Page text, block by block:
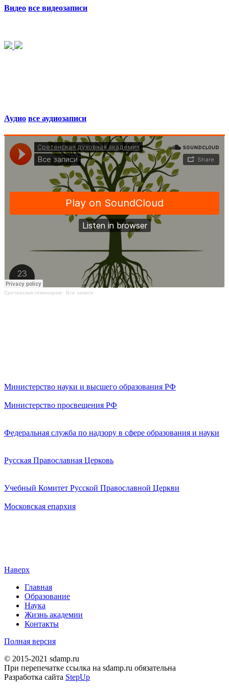
Видео все видеозаписи
Аудио все аудиозаписи
Сретенская семинария · Все записи
Министерство науки и высшего образования РФ
Министерство просвещения РФ
Федеральная служба по надзору в сфере образования и науки
Русская Православная Церковь
Учебный Комитет Русской Православной Церкви
Московская епархия
Наверх
Главная
Образование
Наука
Жизнь академии
Контакты
Полная версия
© 2015-2021 sdamp.ru
При перепечатке ссылка на sdamp.ru обязательна
Разработка сайта StepUp